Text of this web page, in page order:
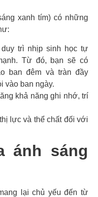
xanh tím) có những
trì nhịp sinh học tự
Từ đó, bạn sẽ có
ban đêm và tràn đầy
vào ban ngày.
khả năng ghi nhớ, trí
lực và thể chất đối với
ánh sáng
lại chủ yếu đến từ